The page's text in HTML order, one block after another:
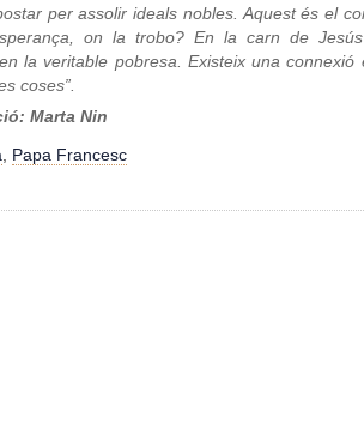
per assolir ideals nobles. Aquest és el
on la trobo? En la carn de
la veritable pobresa. Existeix una connexió
coses”.
Marta Nin
Papa Francesc